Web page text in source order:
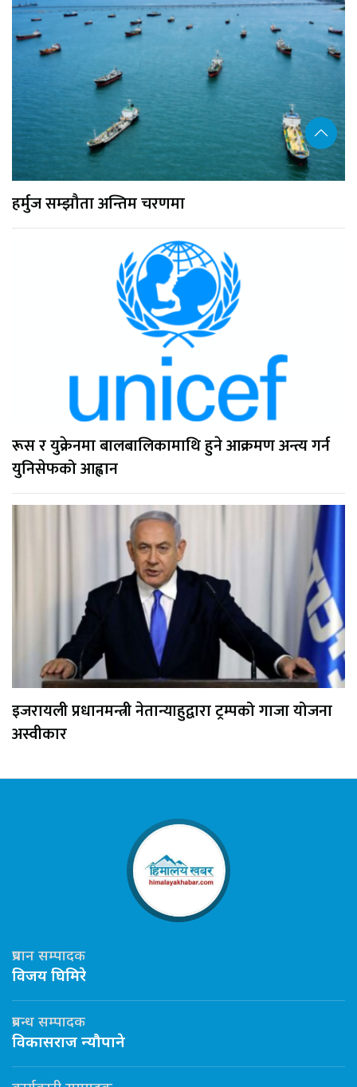
हर्मुज सम्झौता अन्तिम चरणमा
रूस र युक्रेनमा बालबालिकामाथि हुने आक्रमण अन्त्य गर्न
युनिसेफको आह्वान
इजरायली प्रधानमन्त्री नेतान्याहुद्वारा ट्रम्पको गाजा योजना
अस्वीकार
प्रधान सम्पादक
विजय घिमिरे
प्रबन्ध सम्पादक
विकासराज न्यौपाने